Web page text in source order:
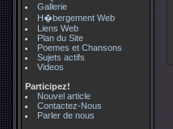
Gallerie
H�bergement Web
Liens Web
Plan du Site
Poemes et Chansons
Sujets actifs
Videos
Participez!
Nouvel article
Contactez-Nous
Parler de nous